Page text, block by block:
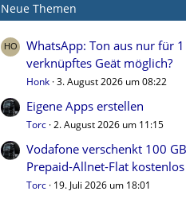
Neue Themen
WhatsApp: Ton aus nur für 1
verknüpftes Geät möglich?
Honk 3. August 2026 um 08:22
Eigene Apps erstellen
Torc 2. August 2026 um 11:15
Vodafone verschenkt 100
Prepaid-Allnet-Flat
Torc 19. Juli 2026 um 18:01